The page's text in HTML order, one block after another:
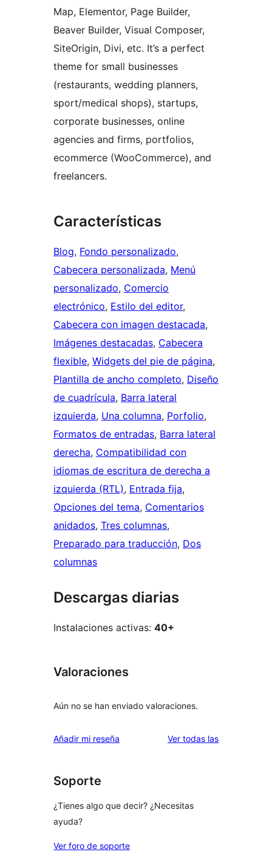
Map, Elementor, Page Builder,
Beaver Builder, Visual Composer,
SiteOrigin, Divi, etc. It’s a perfect
theme for small businesses
(restaurants, wedding planners,
sport/medical shops), startups,
corporate businesses, online
agencies and firms, portfolios,
ecommerce (WooCommerce), and
freelancers.
Características
Blog, Fondo personalizado
Cabecera personalizada, Menú
personalizado, Comercio
electrónico, Estilo del editor
Cabecera con imagen destacada
Imágenes destacadas, Cabecera
flexible, Widgets del pie de página
Plantilla de ancho completo, Diseño
de cuadrícula, Barra lateral
izquierda, Una columna, Porfolio
Formatos de entradas, Barra lateral
derecha, Compatibilidad con
idiomas de escritura de derecha a
izquierda (RTL), Entrada fija
Opciones del tema, Comentarios
anidados, Tres columnas
Preparado para traducción, Dos
columnas
Descargas diarias
Instalaciones activas: 40+
Valoraciones
Aún no se han enviado valoraciones.
Añadir mi reseña Ver todas lasvaloraciones
Soporte
¿Tienes algo que decir? ¿Necesitas
ayuda?
Ver foro de soporte